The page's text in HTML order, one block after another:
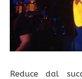
Reduce dal